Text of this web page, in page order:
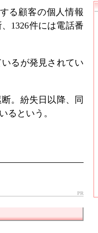
る顧客の個人情報
1326件には電話番
るが発見されてい
。紛失日以降、同
るという。
PR